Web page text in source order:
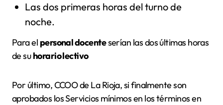
Las dos primeras horas del turno de
noche.
Para el personal docenteserían las dos últimas horas
de suhorario lectivo
Por último, CCOO de La Rioja, si finalmente son
aprobados los Servicios mínimos en los términos en